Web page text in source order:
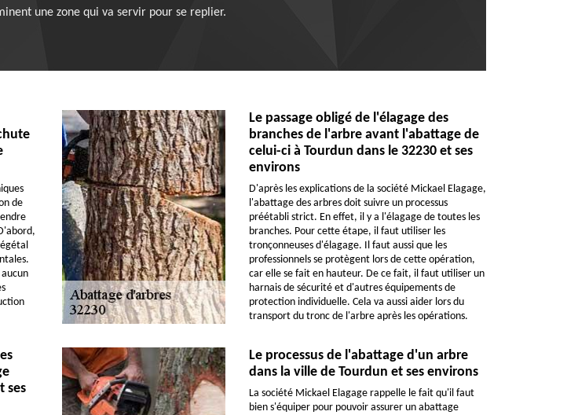
une zone qui va servir pour se replier.
de
Le passage obligé de l'élagage des
branches de l'arbre avant l'abattage de
celui-ci à Tourdun dans le 32230 et ses
environs
D'après les explications de la société Mickael Elagage,
l'abattage des arbres doit suivre un processus
préétabli strict. En effet, il y a l'élagage de toutes les
branches. Pour cette étape, il faut utiliser les
tronçonneuses d'élagage. Il faut aussi que les
professionnels se protègent lors de cette opération,
car elle se fait en hauteur. De ce fait, il faut utiliser un
harnais de sécurité et d'autres équipements de
protection individuelle. Cela va aussi aider lors du
transport du tronc de l'arbre après les opérations.
ses
Le processus de l'abattage d'un arbre
dans la ville de Tourdun et ses environs
La société Mickael Elagage rappelle le fait qu'il faut
bien s'équiper pour pouvoir assurer un abattage